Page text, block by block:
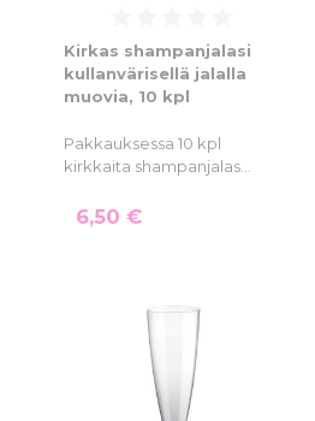
Kirkas shampanjalasi
kullanvärisellä jalalla
muovia, 10 kpl
Pakkauksessa 10 kpl
kirkkaita shampanjalas…
6,50 €